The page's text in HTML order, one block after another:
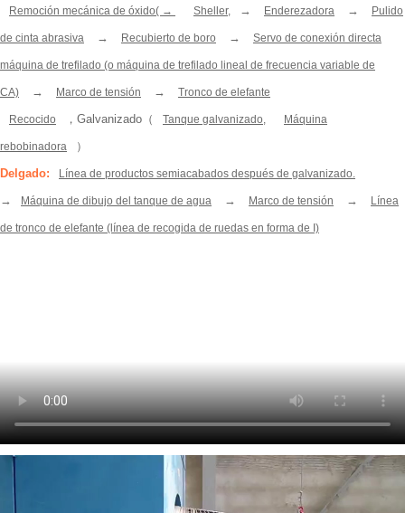
Remoción mecánica de óxido( → Sheller, → Enderezadora → Pulido
de cinta abrasiva → Recubierto de boro → Servo de conexión directa
máquina de trefilado (o máquina de trefilado lineal de frecuencia variable de
CA) → Marco de tensión → Tronco de elefante
Recocido ，Galvanizado（ Tanque galvanizado, Máquina
rebobinadora
）
Delgado:
Línea de productos semiacabados después de galvanizado.
→ Máquina de dibujo del tanque de agua → Marco de tensión → Línea
de tronco de elefante (línea de recogida de ruedas en forma de I)